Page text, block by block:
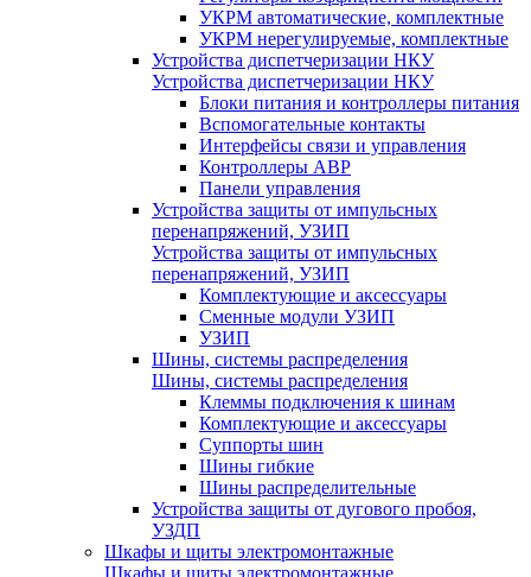
УКРМ автоматические, комплектные
УКРМ нерегулируемые, комплектные
Устройства диспетчеризации НКУ
Устройства диспетчеризации НКУ
Блоки питания и контроллеры питания
Вспомогательные контакты
Интерфейсы связи и управления
Контроллеры АВР
Панели управления
Устройства защиты от импульсных
перенапряжений, УЗИП
Устройства защиты от импульсных
перенапряжений, УЗИП
Комплектующие и аксессуары
Сменные модули УЗИП
УЗИП
Шины, системы распределения
Шины, системы распределения
Клеммы подключения к шинам
Комплектующие и аксессуары
Суппорты шин
Шины гибкие
Шины распределительные
Устройства защиты от дугового пробоя,
УЗДП
Шкафы и щиты электромонтажные
Шкафы и щиты электромонтажные